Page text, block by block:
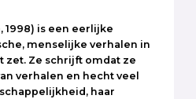
1998) is een eerlijke
menselijke verhalen in
zet. Ze schrijft omdat ze
verhalen en hecht veel
haar